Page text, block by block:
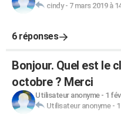
cindy- 7 mars 2019 à
6 réponses
Bonjour. Quel est le
octobre ? Merci
Utilisateur anonyme- 1
Utilisateur anonyme-